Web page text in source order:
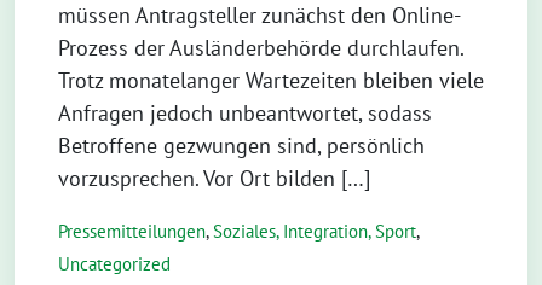
müssen Antragsteller zunächst den Online-
Prozess der Ausländerbehörde durchlaufen.
Trotz monatelanger Wartezeiten bleiben viele
Anfragen jedoch unbeantwortet, sodass
Betroffene gezwungen sind, persönlich
vorzusprechen. Vor Ort bilden […]
Pressemitteilungen,Soziales, Integration, Sport,
Uncategorized